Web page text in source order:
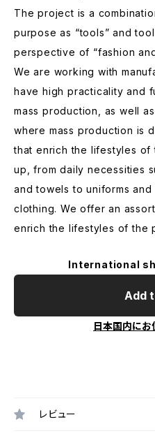
The project is a
purpose as “tools” and
perspective of “fashion
We are working with
have high practicality and
mass production, as well
where mass production is
that enrich the lifestyles of
up, from daily necessities
and towels to uniforms
clothing. We offer an
enrich the lifestyles of the
International
Add
日本国内にお
レビュー